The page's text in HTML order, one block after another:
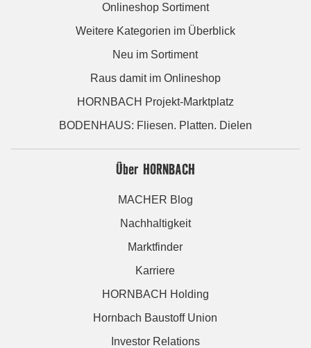
Onlineshop Sortiment
Weitere Kategorien im Überblick
Neu im Sortiment
Raus damit im Onlineshop
HORNBACH Projekt-Marktplatz
BODENHAUS: Fliesen. Platten. Dielen
Über HORNBACH
MACHER Blog
Nachhaltigkeit
Marktfinder
Karriere
HORNBACH Holding
Hornbach Baustoff Union
Investor Relations